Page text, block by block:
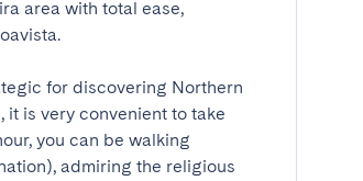
area with total ease,
for discovering Northern
is very convenient to take
you can be walking
admiring the religious